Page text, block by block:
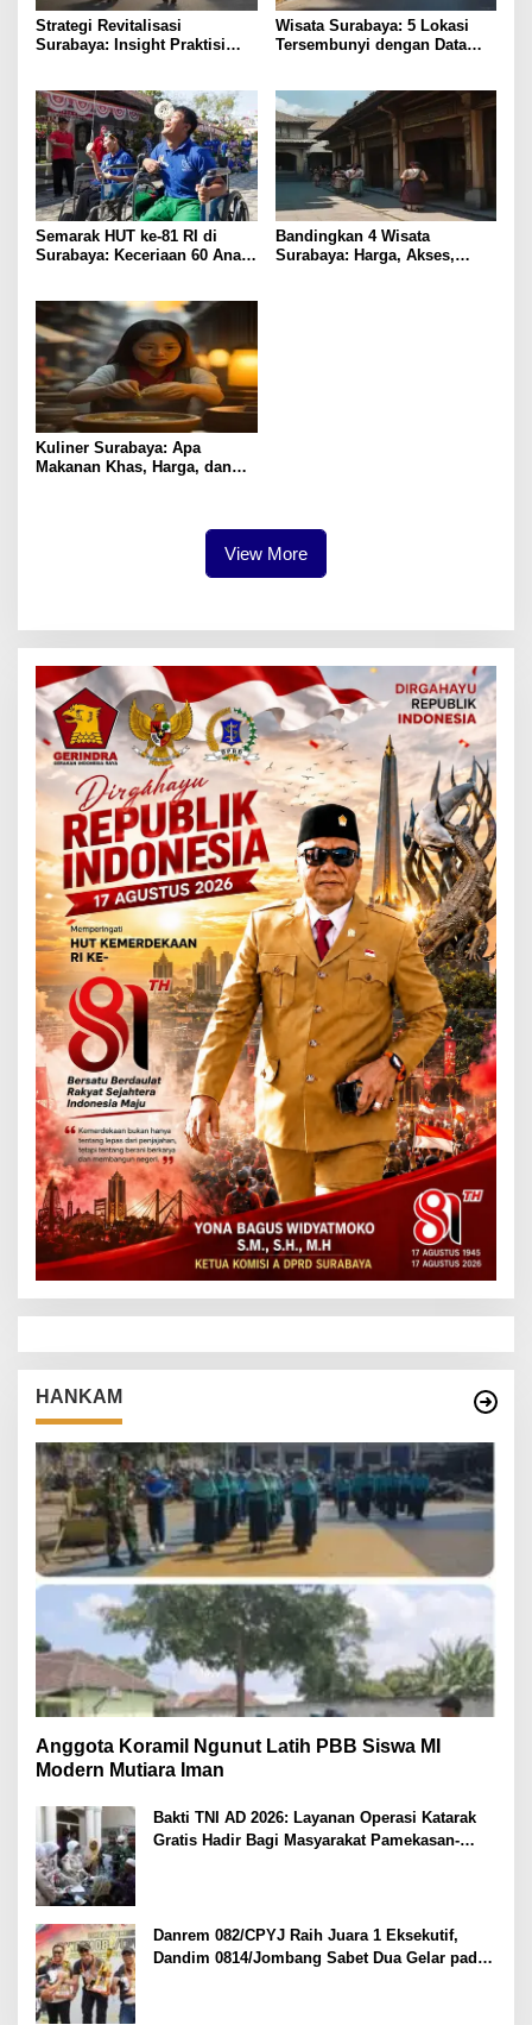
Strategi Revitalisasi
Surabaya: Insight Praktisi
Wisata Surabaya: 5 Lokasi
Tersembunyi dengan Data
Semarak HUT ke-81 RI di
Surabaya: Keceriaan 60 Anak
Bandingkan 4 Wisata
Surabaya: Harga, Akses,
Kuliner Surabaya: Apa
Makanan Khas, Harga, dan
View More
HANKAM
Anggota Koramil Ngunut Latih PBB Siswa MI
Modern Mutiara Iman
Bakti TNI AD 2026: Layanan Operasi Katarak
Gratis Hadir Bagi Masyarakat Pamekasan-
Danrem 082/CPYJ Raih Juara 1 Eksekutif,
Dandim 0814/Jombang Sabet Dua Gelar pada